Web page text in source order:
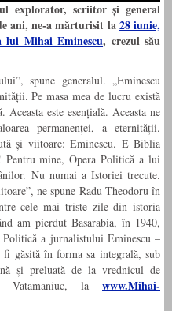
explorator, scriitor și general
ani, ne-a mărturisit la28 iunie,
Mihai Eminescu, crezul său
spune generalul. „Eminescu
Pe masa mea de lucru există
este esențială. Aceasta ne
permanenței, a eternității.
și viitoare: Eminescu. E Biblia
Pentru mine, Opera Politică a lui
Nu numai a Istoriei trecute.
ne spune Radu Theodoru în
cele mai triste zile din istoria
am pierdut Basarabia, în 1940,
Politică a jurnalistului Eminescu –
găsită în forma sa integrală, sub
și preluată de la vrednicul de
Vatamaniuc, la www.Mihai-